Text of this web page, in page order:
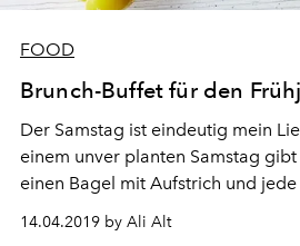
FOOD
Brunch-Buffet für den
Der Samstag ist eindeutig mein
einem unver­ planten Samstag gibt
einen Bagel mit Aufstrich und
bedie­nen kann (das Thema
14.04.2019 by Ali Alt